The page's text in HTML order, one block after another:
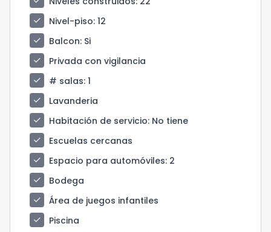
check
Nivel-piso: 12
check
Balcon: Si
check
Privada con vigilancia
check
# salas: 1
check
Lavanderia
check
Habitación de servicio: No tiene
check
Escuelas cercanas
check
Espacio para automóviles: 2
check
Bodega
check
Área de juegos infantiles
check
Piscina